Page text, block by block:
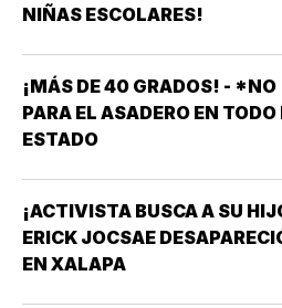
NIÑAS ESCOLARES!
¡MÁS DE 40 GRADOS! - *NO
PARA EL ASADERO EN TODO
ESTADO
¡ACTIVISTA BUSCA A SU
ERICK JOCSAE
EN XALAPA